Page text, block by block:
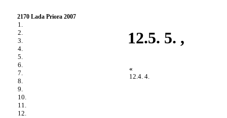
2170 Lada Priora 2007
1.
2.
3.
4.
5.
6.
7.
8.
9.
10.
11.
12.
12.5. 5. ,
«
12.4. 4.